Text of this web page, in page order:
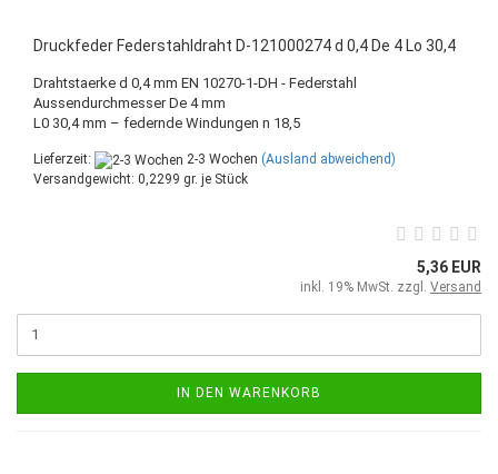
Druckfeder Federstahldraht D-121000274 d 0,4 De 4 Lo 30,4
Drahtstaerke d 0,4 mm EN 10270-1-DH - Federstahl
Aussendurchmesser De 4 mm
L0 30,4 mm – federnde Windungen n 18,5
Lieferzeit: 2-3 Wochen (Ausland abweichend)
Versandgewicht: 0,2299 gr. je Stück
5,36 EUR
inkl. 19% MwSt. zzgl. Versand
IN DEN WARENKORB